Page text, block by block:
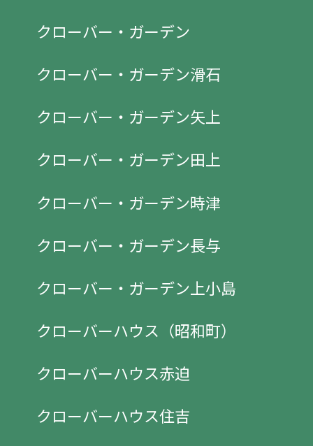
クローバー・ガーデン
クローバー・ガーデン滑石
クローバー・ガーデン矢上
クローバー・ガーデン田上
クローバー・ガーデン時津
クローバー・ガーデン長与
クローバー・ガーデン上小島
クローバーハウス（昭和町）
クローバーハウス赤迫
クローバーハウス住吉